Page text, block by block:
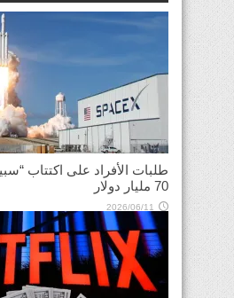
طلبات الأفراد على اكتتاب
70 مليار دولار
2026/06/11